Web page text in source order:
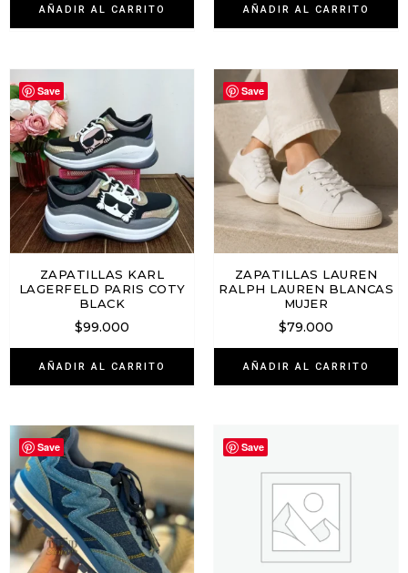
AÑADIR AL CARRITO AÑADIR AL CARRITO
Save
ZAPATILLAS KARL
LAGERFELD PARIS COTY
BLACK
$99.000
AÑADIR AL CARRITO
Save
ZAPATILLAS LAUREN
RALPH LAUREN BLANCAS
MUJER
$79.000
AÑADIR AL CARRITO
Save Save